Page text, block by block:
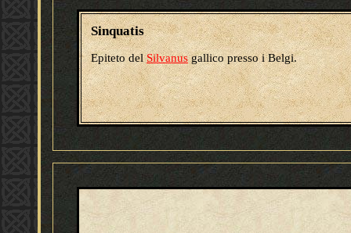
Sinquatis
Epiteto delSilvanusgallico presso i Belgi.